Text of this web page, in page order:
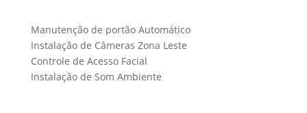
Manutenção de portão Automático
Instalação de Câmeras Zona Leste
Controle de Acesso Facial
Instalação de Som Ambiente